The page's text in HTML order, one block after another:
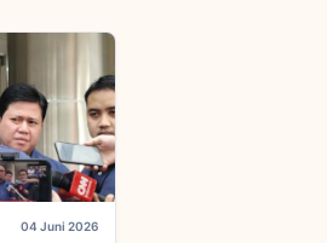
04 Juni 2026